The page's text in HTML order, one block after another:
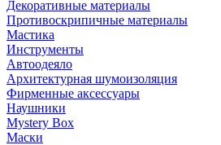
Декоративные материалы
Противоскрипичные материалы
Мастика
Инструменты
Автоодеяло
Архитектурная шумоизоляция
Фирменные аксессуары
Наушники
Mystery Box
Маски